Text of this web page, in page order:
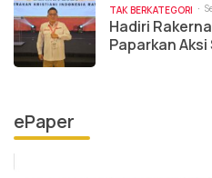
TAK BERKATEGORI
Hadiri
Paparkan
ePaper